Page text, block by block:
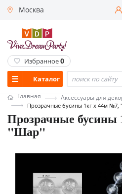
Москва
Каталог
Избранное0
Главная Аксессуары для
Прозрачные бусины 1кг х 44м №7,
Прозрачные
"Шар"